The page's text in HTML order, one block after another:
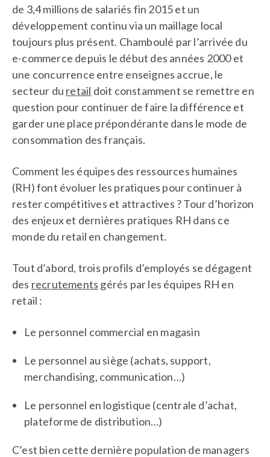
de 3,4 millions de salariés fin 2015 et un
développement continu via un maillage local
toujours plus présent. Chamboulé par l’arrivée du
e-commerce depuis le début des années 2000 et
une concurrence entre enseignes accrue, le
secteur du retail doit constamment se remettre en
question pour continuer de faire la différence et
garder une place prépondérante dans le mode de
consommation des français.
Comment les équipes des ressources humaines
(RH) font évoluer les pratiques pour continuer à
rester compétitives et attractives ? Tour d’horizon
des enjeux et dernières pratiques RH dans ce
monde du retail en changement.
Tout d’abord, trois profils d’employés se dégagent
des recrutements gérés par les équipes RH en
retail :
Le personnel commercial en magasin
Le personnel au siège (achats, support,
merchandising, communication…)
Le personnel en logistique (centrale d’achat,
plateforme de distribution…)
C’est bien cette dernière population de managers